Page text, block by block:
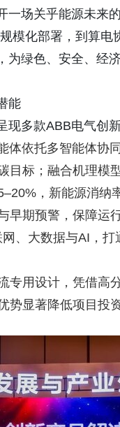
一场关乎能源未来
模化部署，到算
为绿色、安全、经
能
现多款ABB电气创
体依托多智能体协
目标；融合机理模
，新能源消
早期预警，保障运
、大数据与AI，
专用设计，凭借高
势显著降低项目投